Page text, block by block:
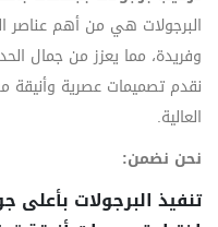
البرجولات هي من أهم عناصر
وفريدة، مما يعزز من جمال
نقدم تصميمات عصرية وأنيقة من
العالية.
نحن نضمن:
تنفيذ البرجولات بأعلى